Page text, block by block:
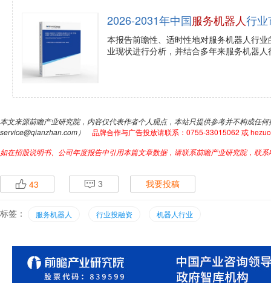
2026-2031年中国服务机器人行
本报告前瞻性、适时性地对服务机器人行
业现状进行分析，并结合多年来服务机器
本文来源前瞻产业研究院，内容仅代表作者个人观点，本站只提供参考并不构成任
service@qianzhan.com） 品牌合作与广告投放请联系：0755-33015062 或
如在招股说明书、公司年度报告中引用本篇文章数据，请联系前瞻产业研究院，联
p 43 q 3 我要投稿
标签： 服务机器人 行业投融资 机器人行业